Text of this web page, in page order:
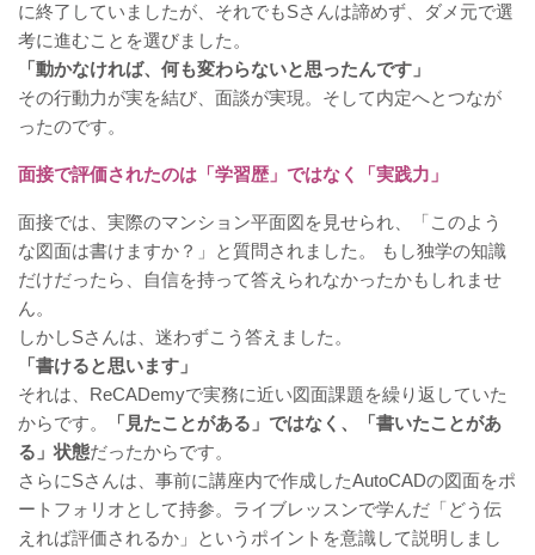
に終了していましたが、それでもSさんは諦めず、ダメ元で選
考に進むことを選びました。
「動かなければ、何も変わらないと思ったんです」
その行動力が実を結び、面談が実現。そして内定へとつなが
ったのです。
面接で評価されたのは「学習歴」ではなく「実践力」
面接では、実際のマンション平面図を見せられ、「このよう
な図面は書けますか？」と質問されました。 もし独学の知識
だけだったら、自信を持って答えられなかったかもしれませ
ん。
しかしSさんは、迷わずこう答えました。
「書けると思います」
それは、ReCADemyで実務に近い図面課題を繰り返していた
からです。
「見たことがある」ではなく、「書いたことがあ
る」状態だったからです。
さらにSさんは、事前に講座内で作成したAutoCADの図面をポ
ートフォリオとして持参。ライブレッスンで学んだ「どう伝
えれば評価されるか」というポイントを意識して説明しまし